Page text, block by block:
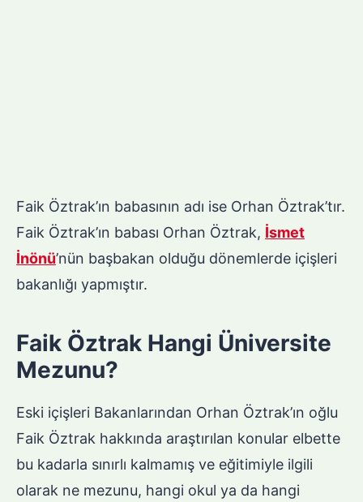
Faik Öztrak’ın babasının adı ise Orhan Öztrak’tır.
Faik Öztrak’ın babası Orhan Öztrak, İsmet
İnönü’nün başbakan olduğu dönemlerde içişleri
bakanlığı yapmıştır.
Faik Öztrak Hangi Üniversite
Mezunu?
Eski içişleri Bakanlarından Orhan Öztrak’ın oğlu
Faik Öztrak hakkında araştırılan konular elbette
bu kadarla sınırlı kalmamış ve eğitimiyle ilgili
olarak ne mezunu, hangi okul ya da hangi